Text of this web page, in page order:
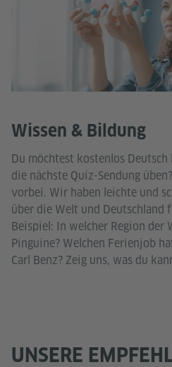
Wissen & Bildung
Du möchtest kostenlos
die nächste Quiz-Sendung
vorbei. Wir haben leichte und
über die Welt und Deutschland
Beispiel: In welcher Region der
Pinguine? Welchen Ferienjob
Carl Benz? Zeig uns, was du
UNSERE